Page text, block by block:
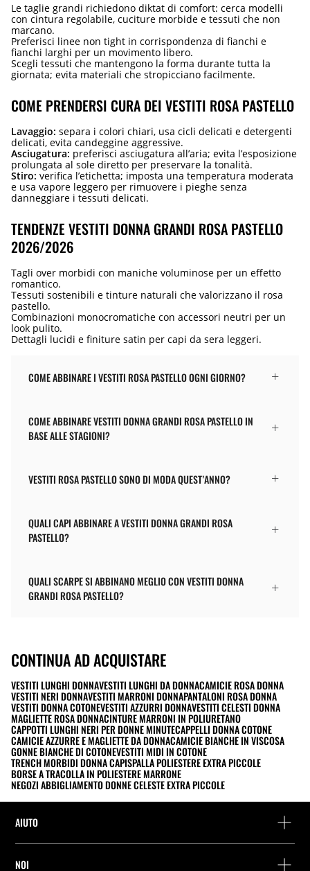
Le taglie grandi richiedono diktat di comfort: cerca modelli
con cintura regolabile, cuciture morbide e tessuti che non
marcano.
Preferisci linee non tight in corrispondenza di fianchi e
fianchi larghi per un movimento libero.
Scegli tessuti che mantengono la forma durante tutta la
giornata; evita materiali che stropicciano facilmente.
COME PRENDERSI CURA DEI VESTITI ROSA PASTELLO
Lavaggio: separa i colori chiari, usa cicli delicati e detergenti
delicati, evita candeggine aggressive.
Asciugatura: preferisci asciugatura all’aria; evita l’esposizione
prolungata al sole diretto per preservare la tonalità.
Stiro: verifica l’etichetta; imposta una temperatura moderata
e usa vapore leggero per rimuovere i pieghe senza
danneggiare i tessuti delicati.
TENDENZE VESTITI DONNA GRANDI ROSA PASTELLO
2026/2026
Tagli over morbidi con maniche voluminose per un effetto
romantico.
Tessuti sostenibili e tinture naturali che valorizzano il rosa
pastello.
Combinazioni monocromatiche con accessori neutri per un
look pulito.
Dettagli lucidi e finiture satin per capi da sera leggeri.
COME ABBINARE I VESTITI ROSA PASTELLO OGNI GIORNO?
COME ABBINARE VESTITI DONNA GRANDI ROSA PASTELLO IN
BASE ALLE STAGIONI?
VESTITI ROSA PASTELLO SONO DI MODA QUEST’ANNO?
QUALI CAPI ABBINARE A VESTITI DONNA GRANDI ROSA
PASTELLO?
QUALI SCARPE SI ABBINANO MEGLIO CON VESTITI DONNA
GRANDI ROSA PASTELLO?
CONTINUA AD ACQUISTARE
VESTITI LUNGHI DONNAVESTITI LUNGHI DA DONNACAMICIE ROSA DONNA
VESTITI NERI DONNAVESTITI MARRONI DONNAPANTALONI ROSA DONNA
VESTITI DONNA COTONEVESTITI AZZURRI DONNAVESTITI CELESTI DONNA
MAGLIETTE ROSA DONNACINTURE MARRONI IN POLIURETANO
CAPPOTTI LUNGHI NERI PER DONNE MINUTECAPPELLI DONNA COTONE
CAMICIE AZZURRE E MAGLIETTE DA DONNACAMICIE BIANCHE IN VISCOSA
GONNE BIANCHE DI COTONEVESTITI MIDI IN COTONE
TRENCH MORBIDI DONNA CAPISPALLA POLIESTERE EXTRA PICCOLE
BORSE A TRACOLLA IN POLIESTERE MARRONE
NEGOZI ABBIGLIAMENTO DONNE CELESTE EXTRA PICCOLE
AIUTO
NOI